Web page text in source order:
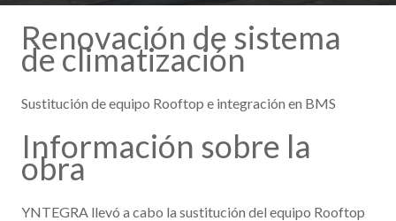
Renovación de sistema
de climatización
Sustitución de equipo Rooftop e integración en BMS
Información sobre la
obra
YNTEGRA llevó a cabo la sustitución del equipo Rooftop